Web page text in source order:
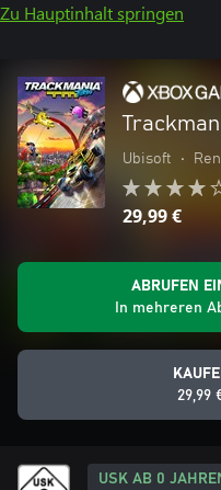
Zu Hauptinhalt springen
Ubisoft •
29,99 €
ABRUFEN
In mehreren
29,99
USK AB 0